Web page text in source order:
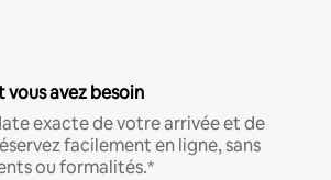
avez besoin
exacte de votre arrivée et de
facilement en ligne, sans
ou formalités.*